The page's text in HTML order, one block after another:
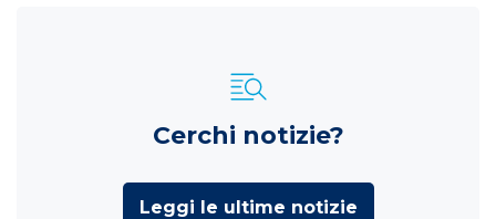
Cerchi notizie?
Leggi le ultime notizie